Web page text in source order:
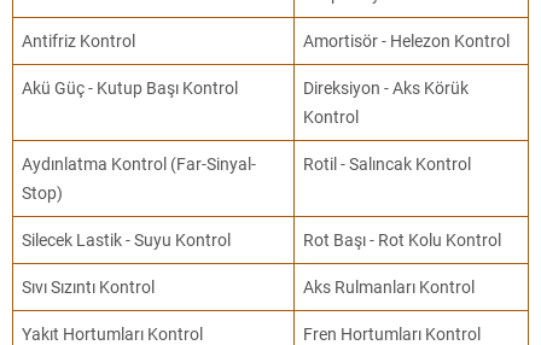
Antifriz Kontrol Amortisör - Helezon Kontrol
Akü Güç - Kutup Başı Kontrol
Direksiyon - Aks Körük
Kontrol
Aydınlatma Kontrol (Far-Sinyal-
Stop)
Rotil - Salıncak Kontrol
Silecek Lastik - Suyu Kontrol Rot Başı - Rot Kolu Kontrol
Sıvı Sızıntı Kontrol Aks Rulmanları Kontrol
Yakıt Hortumları Kontrol Fren Hortumları Kontrol